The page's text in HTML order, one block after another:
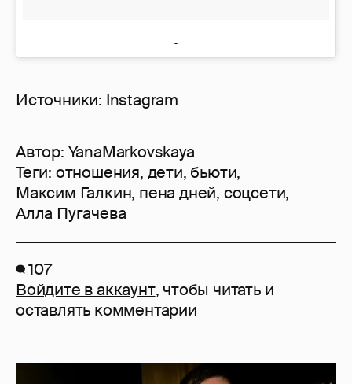
Источники: Instagram
Автор: YanaMarkovskaya
Теги: отношения, дети, бьюти,
Максим Галкин, пена дней, соцсети,
Алла Пугачева
107
Войдите в аккаунт, чтобы читать и
оставлять комментарии